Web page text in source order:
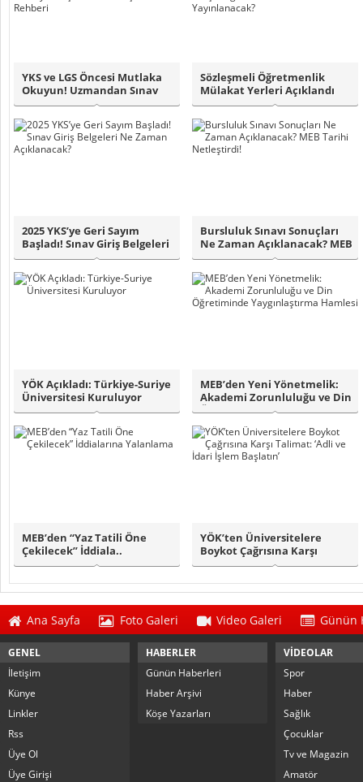
YKS ve LGS Öncesi Mutlaka
Okuyun! Uzmandan Sınav
Stresiyle B..
Sözleşmeli Öğretmenlik
Mülakat Yerleri Açıklandı
mı? Sözlü S..
2025 YKS’ye Geri Sayım
Başladı! Sınav Giriş Belgeleri
Ne Zam..
Bursluluk Sınavı Sonuçları
Ne Zaman Açıklanacak? MEB
Tarihi ..
YÖK Açıkladı: Türkiye-Suriye
Üniversitesi Kuruluyor
MEB’den Yeni Yönetmelik:
Akademi Zorunluluğu ve Din
Öğretimi..
MEB’den “Yaz Tatili Öne
Çekilecek” İddiala..
YÖK’ten Üniversitelere
Boykot Çağrısına Karşı
Talimat:..
Ana Sayfa Foto Galeri Video Galeri Günün
GENEL
İletişim
Künye
Linkler
Rss
Üye Ol
Üye Girişi
HABERLER
Günün Haberleri
Haber Arşivi
Köşe Yazarları
VİDEOLAR
Spor
Haber
Sağlık
Çocuklar
Tv ve Magazin
Amatör